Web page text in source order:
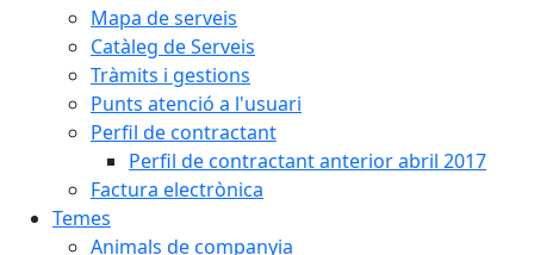
Mapa de serveis
Catàleg de Serveis
Tràmits i gestions
Punts atenció a l'usuari
Perfil de contractant
Perfil de contractant anterior abril 2017
Factura electrònica
Temes
Animals de companyia